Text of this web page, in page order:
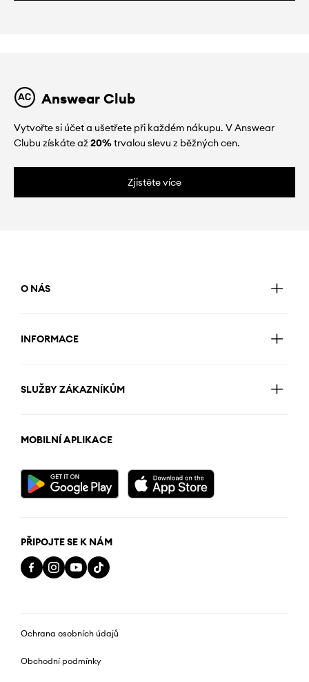
Answear Club
Vytvořte si účet a ušetřete při každém nákupu. V Answear
Clubu získáte až20%trvalou slevu z běžných cen.
Zjistěte více
O NÁS
INFORMACE
SLUŽBY ZÁKAZNÍKŮM
MOBILNÍ APLIKACE
PŘIPOJTE SE K NÁM
Ochrana osobních údajů
Obchodní podmínky